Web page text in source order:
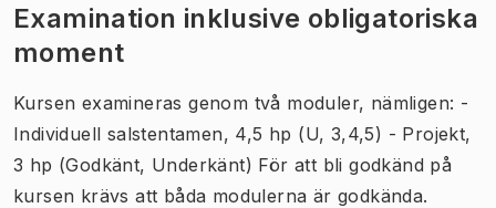
Examination inklusive obligatoriska
moment
Kursen examineras genom två moduler, nämligen: -
Individuell salstentamen, 4,5 hp (U, 3,4,5) - Projekt,
3 hp (Godkänt, Underkänt) För att bli godkänd på
kursen krävs att båda modulerna är godkända.